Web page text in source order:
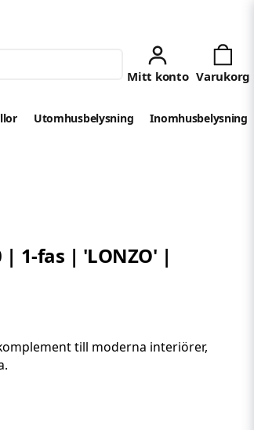
Utomhusbelysning Inomhusbelysning
| 1-fas | 'LONZO' |
till moderna interiörer,